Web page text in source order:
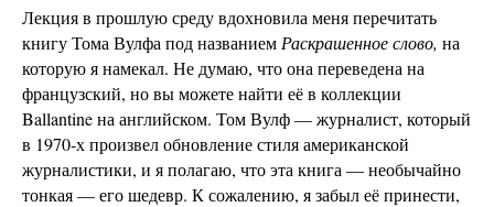
Лекция в прошлую среду вдохновила меня перечитать
книгу Тома Вулфа под названием Раскрашенное слово, на
которую я намекал. Не думаю, что она переведена на
французский, но вы можете найти её в коллекции
Ballantine на английском. Том Вулф — журналист, который
в 1970-х произвел обновление стиля американской
журналистики, и я полагаю, что эта книга — необычайно
тонкая — его шедевр. К сожалению, я забыл её принести,